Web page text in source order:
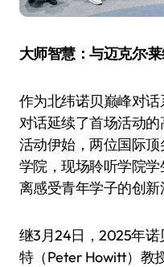
大师智慧：与迈克尔·
作为北纬诺贝巅峰对
对话延续了首场活动的
活动伊始，两位国际
学院，现场聆听学院
离感受青年学子的创新
继3月24日，2025年诺
特（Peter Howitt）教